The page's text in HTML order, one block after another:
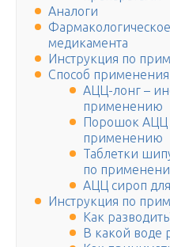
Аналоги
медикамента
Инструкция по
Способ
АЦЦ-лонг –
применению
Порошок АЦЦ
применению
Таблетки
по
АЦЦ сироп
Инструкция по
Как
В какой воде